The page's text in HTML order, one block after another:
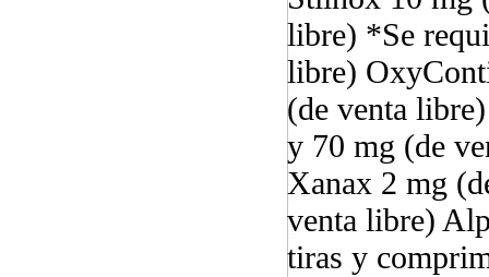
libre) *Se
libre)
(de venta
y 70 mg (de
Xanax 2 mg
venta libre)
tiras y